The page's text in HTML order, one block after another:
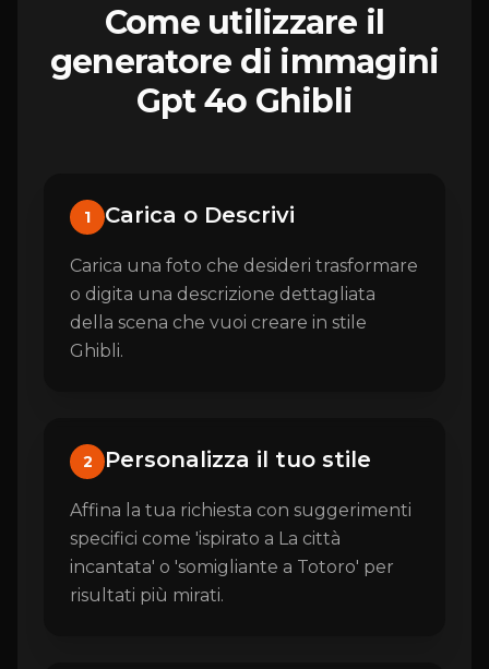
Come utilizzare il
generatore di immagini
Gpt 4o Ghibli
1 Carica o Descrivi
Carica una foto che desideri trasformare
o digita una descrizione dettagliata
della scena che vuoi creare in stile
Ghibli.
2 Personalizza il tuo stile
Affina la tua richiesta con suggerimenti
specifici come 'ispirato a La città
incantata' o 'somigliante a Totoro' per
risultati più mirati.